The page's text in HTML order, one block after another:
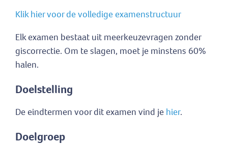
Klik hier voor de volledige examenstructuur
Elk examen bestaat uit meerkeuzevragen zonder
giscorrectie. Om te slagen, moet je minstens 60%
halen.
Doelstelling
De eindtermen voor dit examen vind je hier.
Doelgroep